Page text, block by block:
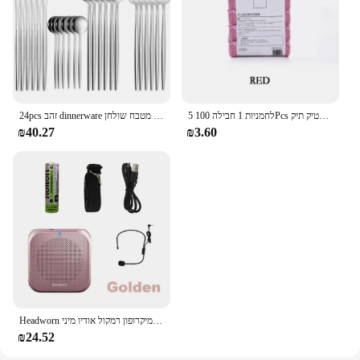
24pcs זהב dinnerware סט נירוסטה סכין סכין מזלג כף קפה כפית שטוח כפית שטוחה מדיח כלים מטבח שולחן
₪40.27
5 לחמניות 1 חבילה 100Pcs ביתי חד פעמי אשפה פאוץ מטבח אחסון אשפה שקיות ניקוי פסולת תיק פלסטיק תיק
₪3.60
Headworn מיקרופון רמקול קול מגבר מקליט מיקרופון רמקול אודיו מיני Wired Mikrofon מייק קול סוללה ערכת אוזניות
₪24.52